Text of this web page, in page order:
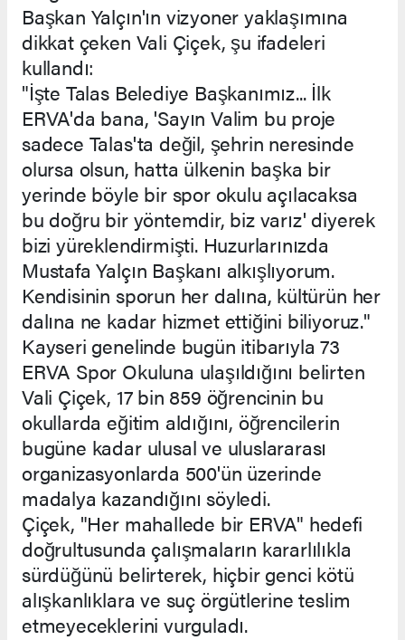
Başkan Yalçın'ın vizyoner yaklaşımına
dikkat çeken Vali Çiçek, şu ifadeleri
kullandı:
"İşte Talas Belediye Başkanımız... İlk
ERVA'da bana, 'Sayın Valim bu proje
sadece Talas'ta değil, şehrin neresinde
olursa olsun, hatta ülkenin başka bir
yerinde böyle bir spor okulu açılacaksa
bu doğru bir yöntemdir, biz varız' diyerek
bizi yüreklendirmişti. Huzurlarınızda
Mustafa Yalçın Başkanı alkışlıyorum.
Kendisinin sporun her dalına, kültürün her
dalına ne kadar hizmet ettiğini biliyoruz."
Kayseri genelinde bugün itibarıyla 73
ERVA Spor Okuluna ulaşıldığını belirten
Vali Çiçek, 17 bin 859 öğrencinin bu
okullarda eğitim aldığını, öğrencilerin
bugüne kadar ulusal ve uluslararası
organizasyonlarda 500'ün üzerinde
madalya kazandığını söyledi.
Çiçek, "Her mahallede bir ERVA" hedefi
doğrultusunda çalışmaların kararlılıkla
sürdüğünü belirterek, hiçbir genci kötü
alışkanlıklara ve suç örgütlerine teslim
etmeyeceklerini vurguladı.